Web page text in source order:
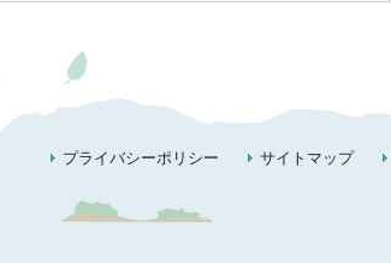
プライバシーポリシー サイトマップ